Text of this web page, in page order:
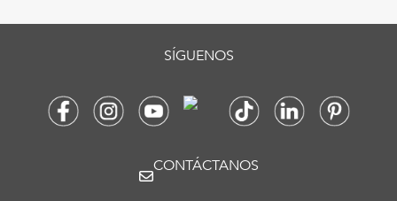
SÍGUENOS
CONTÁCTANOS